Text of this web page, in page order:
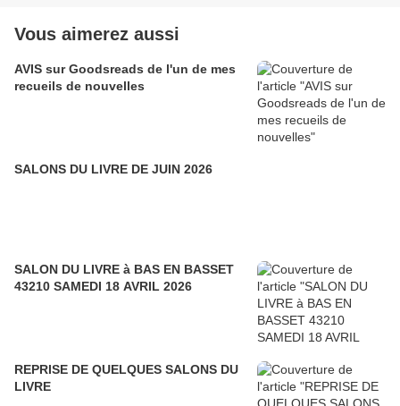
Vous aimerez aussi
AVIS sur Goodsreads de l'un de mes
recueils de nouvelles
SALONS DU LIVRE DE JUIN 2026
SALON DU LIVRE à BAS EN BASSET
43210 SAMEDI 18 AVRIL 2026
REPRISE DE QUELQUES SALONS DU
LIVRE